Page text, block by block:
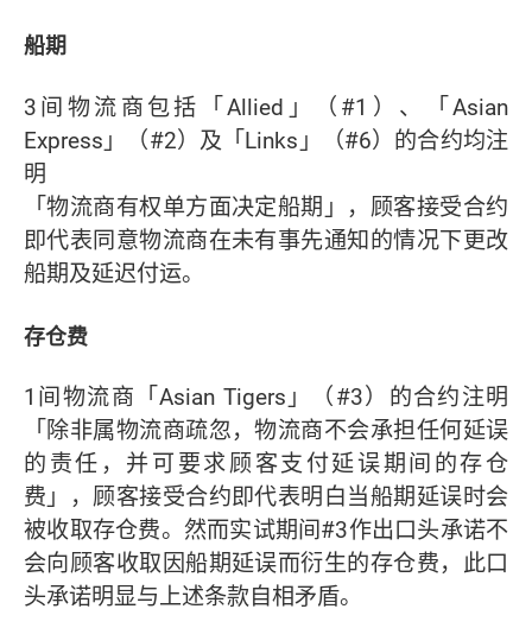
船期
3间物流商包括「Allied」（#1）、「Asian
Express」（#2）及「Links」（#6）的合约均注
明
「物流商有权单方面决定船期」，顾客接受合约
即代表同意物流商在未有事先通知的情况下更改
船期及延迟付运。
存仓费
1间物流商「Asian Tigers」（#3）的合约注明
「除非属物流商疏忽，物流商不会承担任何延误
的责任，并可要求顾客支付延误期间的存仓
费」，顾客接受合约即代表明白当船期延误时会
被收取存仓费。然而实试期间#3作出口头承诺不
会向顾客收取因船期延误而衍生的存仓费，此口
头承诺明显与上述条款自相矛盾。